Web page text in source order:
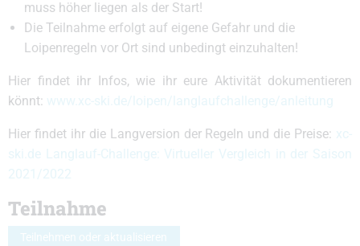
muss höher liegen als der Start!
Die Teilnahme erfolgt auf eigene Gefahr und die
Loipenregeln vor Ort sind unbedingt einzuhalten!
Hier findet ihr Infos, wie ihr eure Aktivität dokumentieren
könnt: www.xc-ski.de/loipen/langlaufchallenge/anleitung
Hier findet ihr die Langversion der Regeln und die Preise: xc-
ski.de Langlauf-Challenge: Virtueller Vergleich in der Saison
2021/2022
Teilnahme
Teilnehmen oder aktualisieren